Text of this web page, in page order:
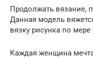
Продолжать вязание,
Данная модель
вязку рисунка по
Каждая женщина